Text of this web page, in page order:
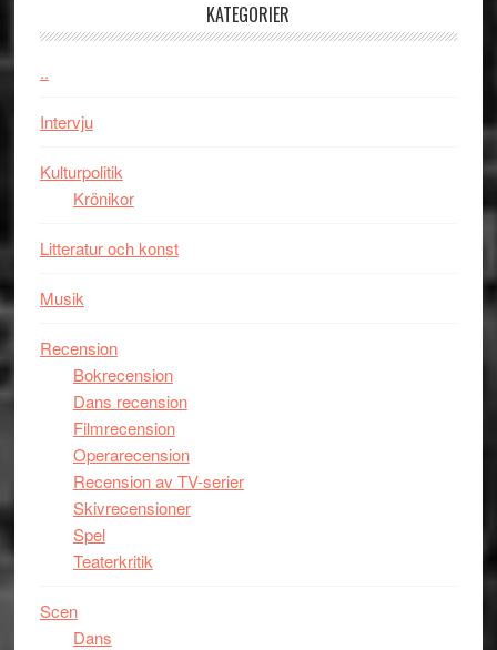
vara
KATEGORIER
..
Intervju
Kulturpolitik
Krönikor
Litteratur och konst
Musik
Recension
Bokrecension
Dans recension
Filmrecension
Operarecension
Recension av TV-serier
Skivrecensioner
Spel
Teaterkritik
Scen
Dans